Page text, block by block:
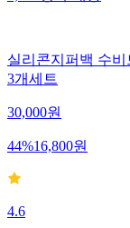
실리콘지퍼백 수
3개세트
30,000원
44%16,800원
4.6